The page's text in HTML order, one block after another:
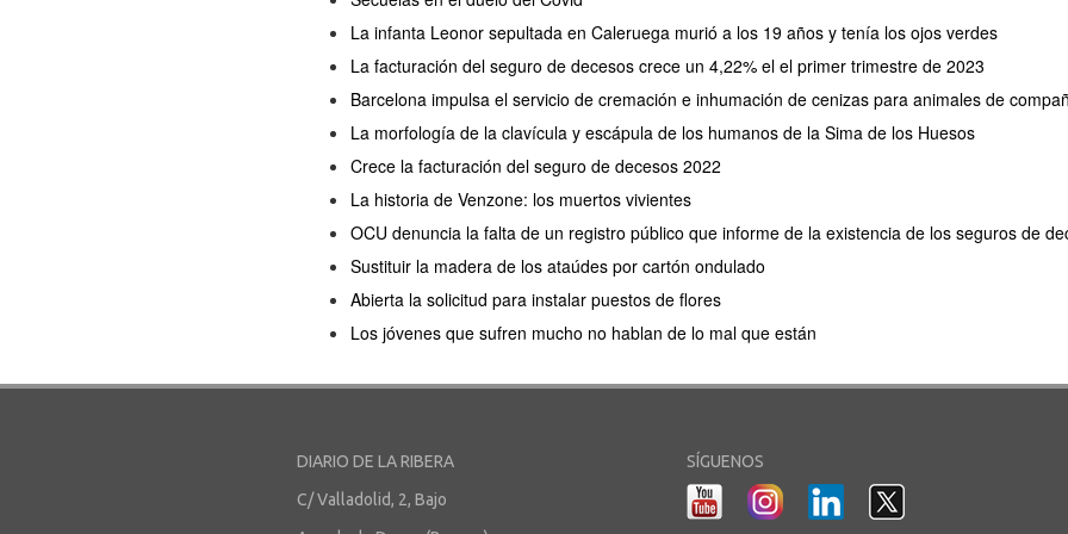
La infanta Leonor sepultada en Caleruega murió a los 19 años y tenía los ojos verdes
La facturación del seguro de decesos crece un 4,22% el el primer trimestre de 2023
Barcelona impulsa el servicio de cremación e inhumación de cenizas para animales de
La morfología de la clavícula y escápula de los humanos de la Sima de los Huesos
Crece la facturación del seguro de decesos 2022
La historia de Venzone: los muertos vivientes
OCU denuncia la falta de un registro público que informe de la existencia de los seguros de
Sustituir la madera de los ataúdes por cartón ondulado
Abierta la solicitud para instalar puestos de flores
Los jóvenes que sufren mucho no hablan de lo mal que están
DIARIO DE LA RIBERA
C/ Valladolid, 2, Bajo
SÍGUENOS